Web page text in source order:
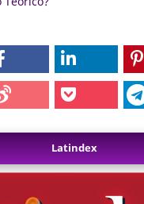
Latindex